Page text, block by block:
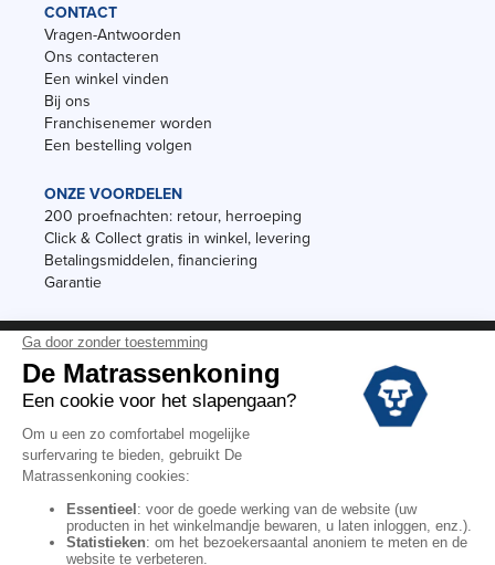
CONTACT
Vragen-Antwoorden
Ons contacteren
Een winkel vinden
Bij ons
Franchisenemer worden
Een bestelling volgen
ONZE VOORDELEN
200 proefnachten: retour, herroeping
Click & Collect gratis in winkel, levering
Betalingsmiddelen, financiering
Garantie
Vermeldingen
Black Friday
Voorraadverkoop
Algemene verkoopvoorwaarden voor winkels
Algemene verkoopvoorwaarden op internet
Wettelijke Bepalingen
Persoonlijke gegevens